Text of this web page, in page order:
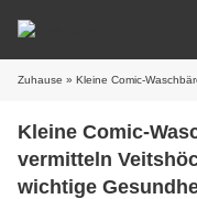
Zuhause » Kleine Comic-Waschbären „DIE
Kleine Comic-
vermitteln
wichtige